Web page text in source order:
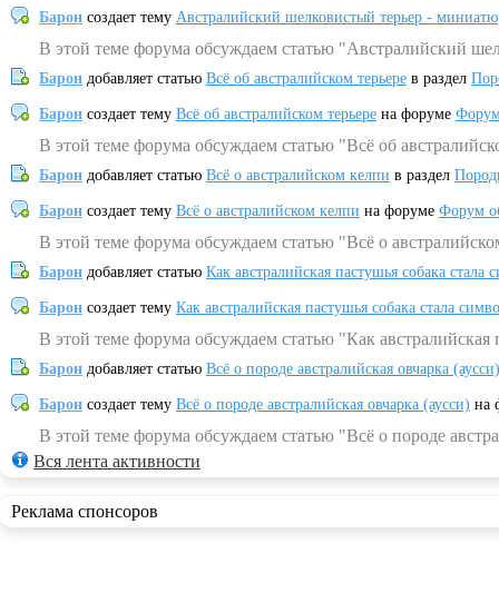
Барон создает тему Австралийский шелковистый терьер -
В этой теме форума обсуждаем статью "Австралийский
Барон добавляет статью Всё об австралийском терьере в раздел
Барон создает тему Всё об австралийском терьере на форуме
В этой теме форума обсуждаем статью "Всё об
Барон добавляет статью Всё о австралийском келпи в раздел
Барон создает тему Всё о австралийском келпи на форуме Форум
В этой теме форума обсуждаем статью "Всё о
Барон добавляет статью Как австралийская пастушья собака
Барон создает тему Как австралийская пастушья собака стала
В этой теме форума обсуждаем статью "Как
Барон добавляет статью Всё о породе австралийская овчарка (аусси)
Барон создает тему Всё о породе австралийская овчарка (аусси) на
В этой теме форума обсуждаем статью "Всё о породе
Вся лента активности
Реклама спонсоров